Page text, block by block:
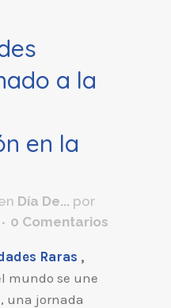
a la
en la
Día De... por
0 Comentarios
Raras ,
mundo se une
una jornada